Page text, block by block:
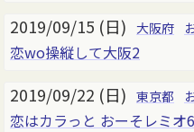
2019/09/15 (日) 大阪府
恋wo操縦して大阪2
2019/09/22 (日) 東京都
恋はカラっと おーそレミオ6